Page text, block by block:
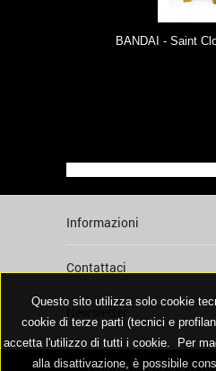
BANDAI - Saint
Informazioni
Contattaci
Copyright © 2013 SISCO 78
Questo sito utilizza solo cookie
cookie di terze parti (tecnici e
accetta l'utilizzo di tutti i cookie. Per
alla disattivazione, è possibile